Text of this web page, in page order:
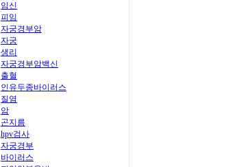
임신
피임
자궁경부암
자궁
생리
자궁경부암백신
출혈
인유두종바이러스
질염
암
곤지름
hpv검사
자궁경부
바이러스